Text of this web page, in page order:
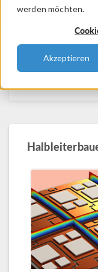
werden möchten.
Akzeptieren
Neue